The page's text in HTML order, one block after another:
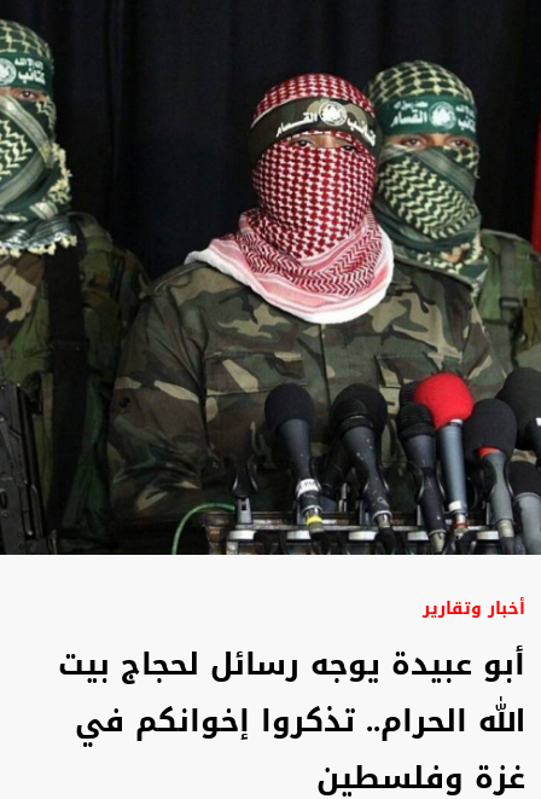
أخبار وتقارير
أبو عبيدة يوجه رسائل لحجاج بيت
الله الحرام.. تذكروا إخوانكم في
غزة وفلسطين